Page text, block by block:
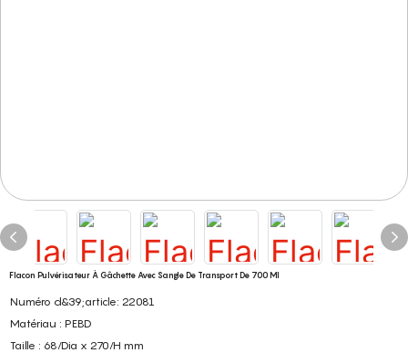
Flacon Pulvérisateur À Gâchette Avec Sangle De Transport De 700 Ml
Numéro d&39;article: 22081
Matériau : PEBD
Taille : 68/Dia x 270/H mm